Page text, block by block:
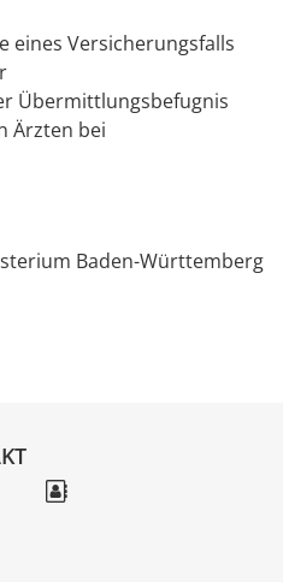
eines Versicherungsfalls
Übermittlungsbefugnis
Ärzten bei
Baden-Württemberg